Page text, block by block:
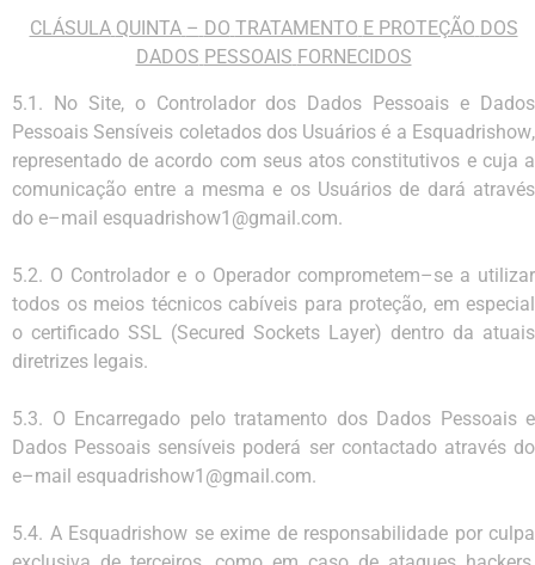
CLÁSULA QUINTA – DO TRATAMENTO E PROTEÇÃO DOS
DADOS PESSOAIS FORNECIDOS
5.1. No Site, o Controlador dos Dados Pessoais e Dados
Pessoais Sensíveis coletados dos Usuários é a Esquadrishow,
representado de acordo com seus atos constitutivos e cuja a
comunicação entre a mesma e os Usuários de dará através
do e–mail esquadrishow1@gmail.com.
5.2. O Controlador e o Operador comprometem–se a utilizar
todos os meios técnicos cabíveis para proteção, em especial
o certificado SSL (Secured Sockets Layer) dentro da atuais
diretrizes legais.
5.3. O Encarregado pelo tratamento dos Dados Pessoais e
Dados Pessoais sensíveis poderá ser contactado através do
e–mail esquadrishow1@gmail.com.
5.4. A Esquadrishow se exime de responsabilidade por culpa